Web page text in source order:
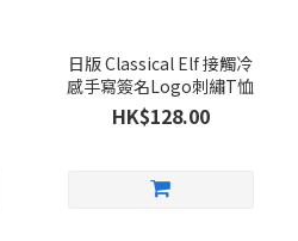
日版 Classical Elf 接觸冷
感手寫簽名Logo刺繡T恤
HK$128.00